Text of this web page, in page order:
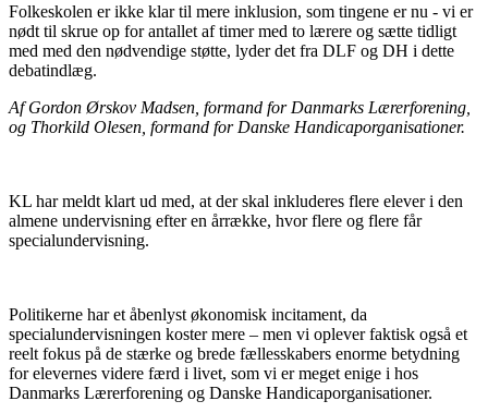
Folkeskolen er ikke klar til mere inklusion, som tingene er nu - vi er
nødt til skrue op for antallet af timer med to lærere og sætte tidligt
med med den nødvendige støtte, lyder det fra DLF og DH i dette
debatindlæg.
Af Gordon Ørskov Madsen, formand for Danmarks Lærerforening,
og Thorkild Olesen, formand for Danske Handicaporganisationer.
KL har meldt klart ud med, at der skal inkluderes flere elever i den
almene undervisning efter en årrække, hvor flere og flere får
specialundervisning.
Politikerne har et åbenlyst økonomisk incitament, da
specialundervisningen koster mere – men vi oplever faktisk også et
reelt fokus på de stærke og brede fællesskabers enorme betydning
for elevernes videre færd i livet, som vi er meget enige i hos
Danmarks Lærerforening og Danske Handicaporganisationer.